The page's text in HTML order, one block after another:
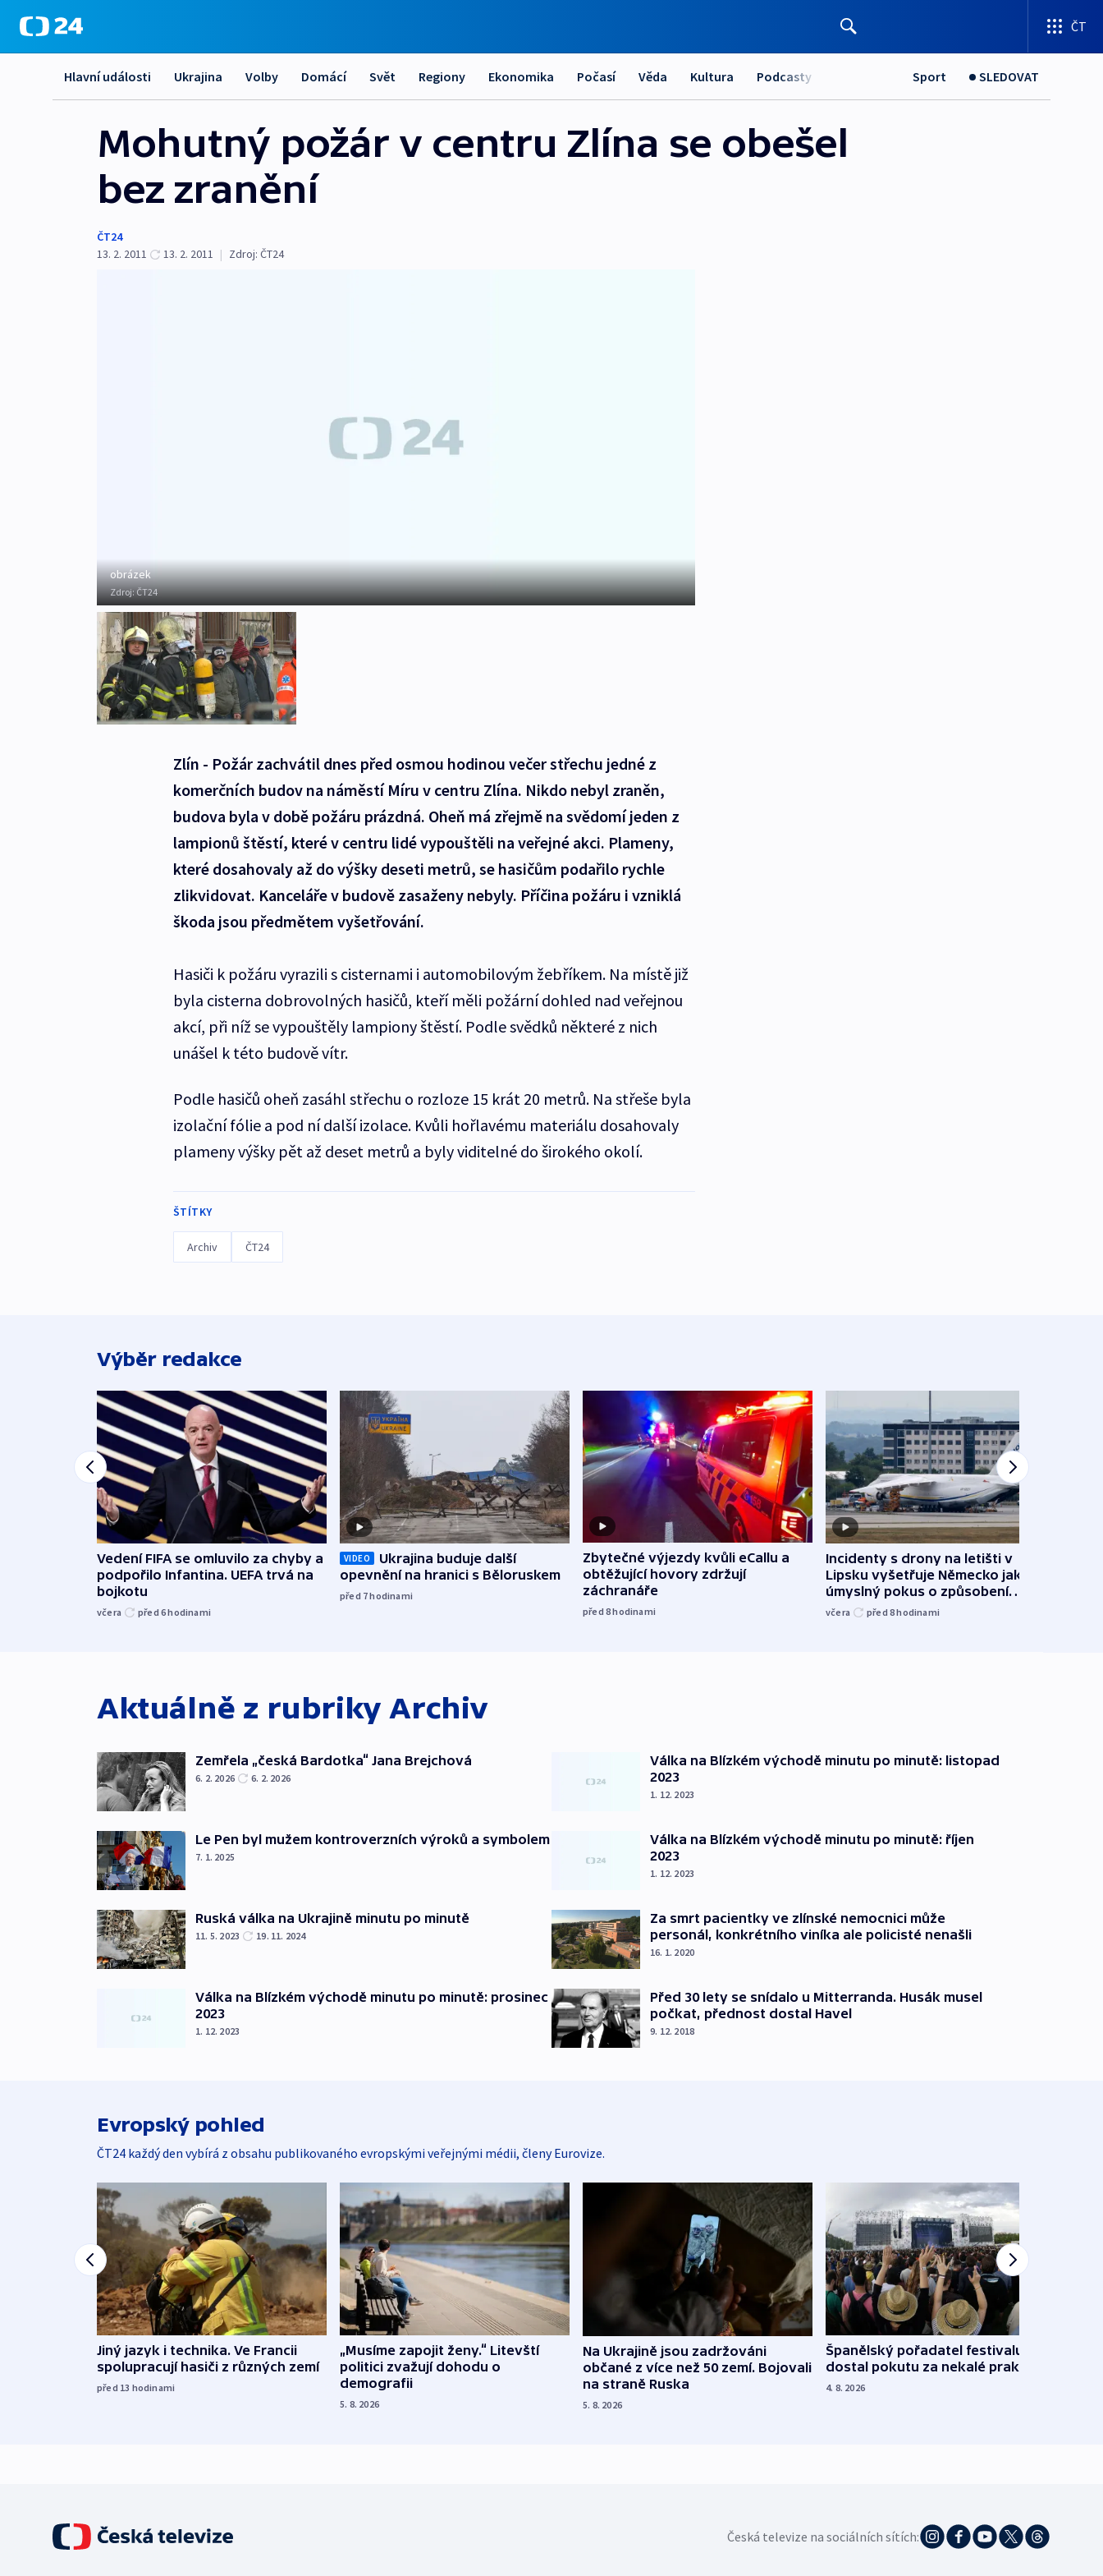
ČT
Hlavní události Ukrajina Volby Domácí Svět Regiony Ekonomika Počasí Věda Kultura Podcasty Sport SLEDOVAT
Mohutný požár v centru Zlína se obešel
bez zranění
ČT24
13. 2. 2011
13. 2. 2011 | Zdroj: ČT24
obrázek
Zdroj:ČT24
Zlín - Požár zachvátil dnes před osmou hodinou večer střechu jedné z
komerčních budov na náměstí Míru v centru Zlína. Nikdo nebyl zraněn,
budova byla v době požáru prázdná. Oheň má zřejmě na svědomí jeden z
lampionů štěstí, které v centru lidé vypouštěli na veřejné akci. Plameny,
které dosahovaly až do výšky deseti metrů, se hasičům podařilo rychle
zlikvidovat. Kanceláře v budově zasaženy nebyly. Příčina požáru i vzniklá
škoda jsou předmětem vyšetřování.
Hasiči k požáru vyrazili s cisternami i automobilovým žebříkem. Na místě již
byla cisterna dobrovolných hasičů, kteří měli požární dohled nad veřejnou
akcí, při níž se vypouštěly lampiony štěstí. Podle svědků některé z nich
unášel k této budově vítr.
Podle hasičů oheň zasáhl střechu o rozloze 15 krát 20 metrů. Na střeše byla
izolační fólie a pod ní další izolace. Kvůli hořlavému materiálu dosahovaly
plameny výšky pět až deset metrů a byly viditelné do širokého okolí.
ŠTÍTKY
Archiv ČT24
Výběr redakce
Vedení FIFA se omluvilo za chyby a
podpořilo Infantina. UEFA trvá na
bojkotu
včera před 6hodinami
VIDEO
Ukrajina buduje další
opevnění na hranici s Běloruskem
před 7hodinami
Zbytečné výjezdy kvůli eCallu a
obtěžující hovory zdržují
záchranáře
před 8hodinami
Incidenty s drony na letišti v
Lipsku vyšetřuje Německo jako
úmyslný pokus o způsobení
exploze
včera před 8hodinami
Aktuálně z rubrikyArchiv
Zemřela „česká Bardotka“ Jana Brejchová
6. 2. 2026 6. 2. 2026
Le Pen byl mužem kontroverzních výroků a symbolem
7. 1. 2025
Ruská válka na Ukrajině minutu po minutě
11. 5. 2023 19. 11. 2024
Válka na Blízkém východě minutu po minutě: prosinec
2023
1. 12. 2023
Válka na Blízkém východě minutu po minutě: listopad
2023
1. 12. 2023
Válka na Blízkém východě minutu po minutě: říjen
2023
1. 12. 2023
Za smrt pacientky ve zlínské nemocnici může
personál, konkrétního viníka ale policisté nenašli
16. 1. 2020
Před 30 lety se snídalo u Mitterranda. Husák musel
počkat, přednost dostal Havel
9. 12. 2018
Evropský pohled
ČT24 každý den vybírá z obsahu publikovaného evropskými veřejnými médii, členy Eurovize.
Jiný jazyk i technika. Ve Francii
spolupracují hasiči z různých zemí
před 13 hodinami
„Musíme zapojit ženy.“ Litevští
politici zvažují dohodu o
demografii
5. 8. 2026
Na Ukrajině jsou zadržováni
občané z více než 50 zemí. Bojovali
na straně Ruska
5. 8. 2026
Španělský pořadatel festivalu
dostal pokutu za nekalé praktiky
4. 8. 2026
Česká televize na sociálních sítích: